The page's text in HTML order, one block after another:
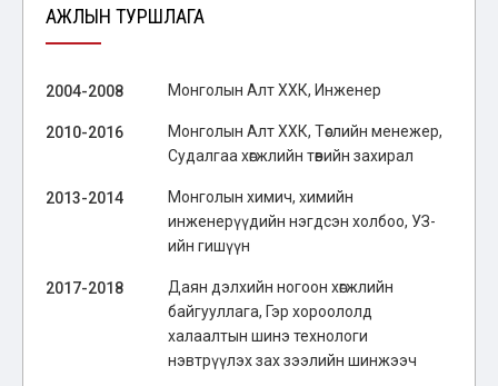
АЖЛЫН ТУРШЛАГА
2004-2008 Монголын Алт ХХК, Инженер
2010-2016
Монголын Алт ХХК, Төслийн менежер,
Судалгаа хөгжлийн төвийн захирал
2013-2014
Монголын химич, химийн
инженерүүдийн нэгдсэн холбоо, УЗ-
ийн гишүүн
2017-2018
Даян дэлхийн ногоон хөгжлийн
байгууллага, Гэр хороололд
халаалтын шинэ технологи
нэвтрүүлэх зах зээлийн шинжээч